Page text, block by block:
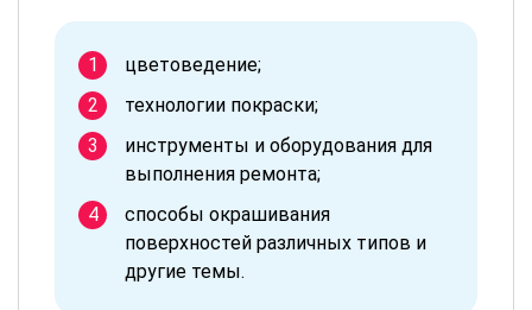
цветоведение;
технологии покраски;
инструменты и оборудования для
выполнения ремонта;
способы окрашивания
поверхностей различных типов и
другие темы.